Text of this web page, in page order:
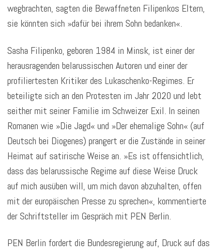
wegbrachten, sagten die Bewaffneten Filipenkos Eltern,
sie könnten sich »dafür bei ihrem Sohn bedanken«.
Sasha Filipenko, geboren 1984 in Minsk, ist einer der
herausragenden belarussischen Autoren und einer der
profiliertesten Kritiker des Lukaschenko-Regimes. Er
beteiligte sich an den Protesten im Jahr 2020 und lebt
seither mit seiner Familie im Schweizer Exil. In seinen
Romanen wie »Die Jagd« und »Der ehemalige Sohn« (auf
Deutsch bei Diogenes) prangert er die Zustände in seiner
Heimat auf satirische Weise an. »Es ist offensichtlich,
dass das belarussische Regime auf diese Weise Druck
auf mich ausüben will, um mich davon abzuhalten, offen
mit der europäischen Presse zu sprechen«, kommentierte
der Schriftsteller im Gespräch mit PEN Berlin.
PEN Berlin fordert die Bundesregierung auf, Druck auf das